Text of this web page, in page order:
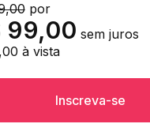
por
99,00 sem juros
à vista
Inscreva-se